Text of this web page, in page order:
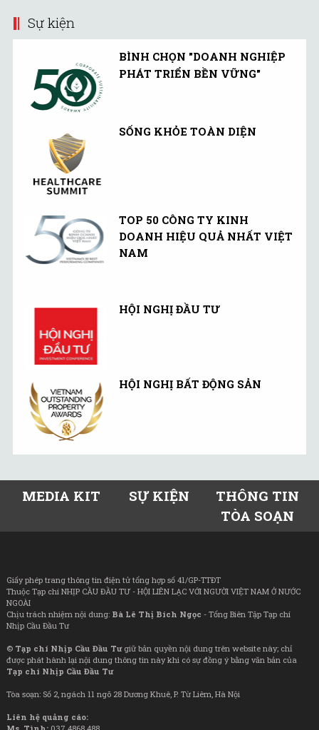
Sự kiện
BÌNH CHỌN "DOANH NGHIỆP
PHÁT TRIỂN BỀN VỮNG"
SỐNG KHỎE TOÀN DIỆN
TOP 50 CÔNG TY KINH
DOANH HIỆU QUẢ NHẤT VIỆT
NAM
HỘI NGHỊ ĐẦU TƯ
HỘI NGHỊ BẤT ĐỘNG SẢN
MEDIA KIT SỰ KIỆN
THÔNG TIN
TÒA SOẠN
Giấy phép trang thông tin điện tử tổng hợp số 41/GP-TTĐT
Thuộc Tạp chí NHỊP CẦU ĐẦU TƯ - HỘI LIÊN LẠC VỚI NGƯỜI VIỆT NAM Ở NƯỚC
NGOÀI
Chịu trách nhiệm nội dung: Bà Lê Thị Bích Ngọc - Tổng Biên Tập Tạp chí
Nhịp Cầu Đầu Tư
© Tạp chí Nhịp Cầu Đầu Tưgiữ bản quyền nội dung trên website này; chỉ
được phát hành lại nội dung thông tin này khi có sự đồng ý bằng văn bản của
Tạp chí Nhịp Cầu Đầu Tư
Tòa soạn: Số 2, ngách 11 ngõ 28 Dương Khuê, P. Từ Liêm, Hà Nội
Liên hệ quảng cáo: